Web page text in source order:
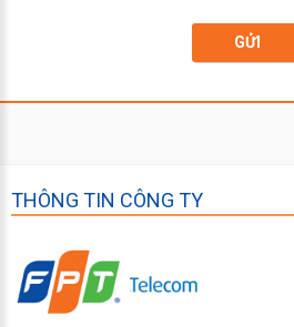
GỬI
THÔNG TIN CÔNG TY